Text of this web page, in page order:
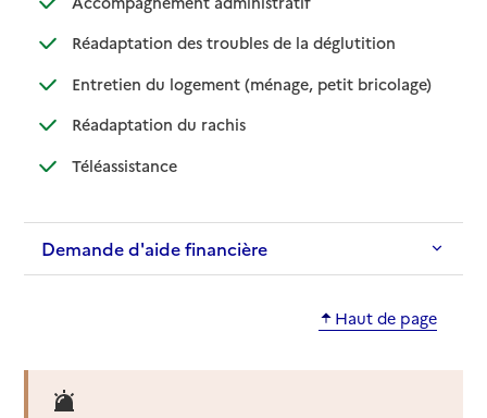
Réadaptation des troubles de la déglutition: disponible
: non disponible
Entretien du logement (ménage, petit bricolage): disponible
: non
Réadaptation du rachis: disponible
: non disponible
Téléassistance: disponible
: non disponible
Demande d'aide financière
Haut de page